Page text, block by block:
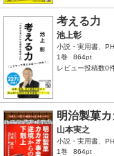
考える力
池上彰
小説・実用書、
1巻
864pt
レビュー投稿数0
明治製菓
山本実之
小説・実用書、
1巻
864pt